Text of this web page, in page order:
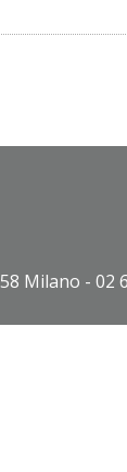
Milano - 02